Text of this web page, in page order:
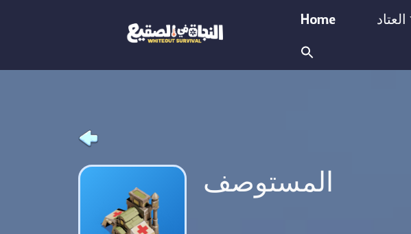
Home العتاد
المستوصف